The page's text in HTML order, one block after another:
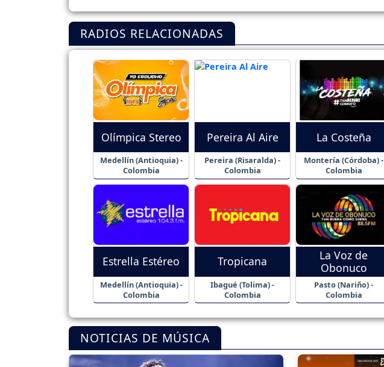
RADIOS RELACIONADAS
Olímpica Stereo
Medellín (Antioquia) -
Colombia
Pereira Al Aire
Pereira (Risaralda) -
Colombia
La Costeña
Montería (Córdoba) -
Colombia
Estrella Estéreo
Medellín (Antioquia) -
Colombia
Tropicana
Ibagué (Tolima) -
Colombia
La Voz de
Obonuco
Pasto (Nariño) -
Colombia
NOTICIAS DE MÚSICA